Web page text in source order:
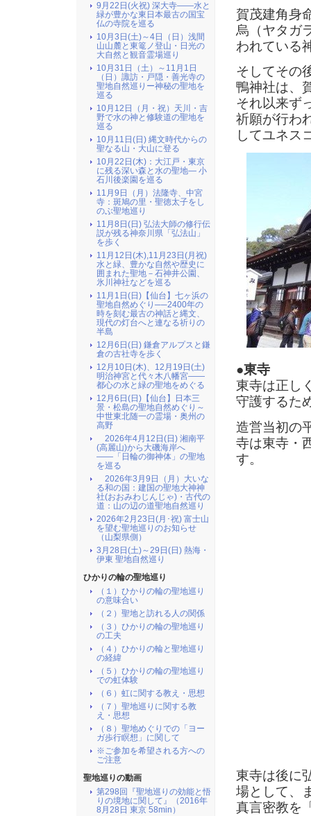
賀茂建角身
烏（ヤタガ
われている
そしてその
鴨神社は、
それ以来ず
祈願が行わ
してユネス
●東寺
東寺は正し
守護するた
造営当初の
寺は東寺・
す。
東寺は後に
場として、
真言密教を
9月22日(火祝) 深大寺――水と
緑が豊かな東日本最古の国宝
仏の寺院を巡る
10月3日(土)～4日（日）浅間
山山麓と東篭ノ登山・日光の
大自然と観音霊場巡り
10月31日（土）～11月1日
（日）諏訪・戸隠・善光寺の
聖地自然巡りー神秘の聖地を
巡る
10月12日（月・祝）天川・吉
野で水の神と修験道の聖地を
巡る
10月11日(日) 縄文時代からの
聖なる山・大山に登る
10月22日(木)：大江戸・東京
に残る深い森と水の聖地― 小
石川後楽園を巡る
11月9日（月）法隆寺、中宮
寺：斑鳩の里・聖徳太子をし
のぶ聖地巡り
11月8日(日) 弘法大師の修行伝
説が残る神奈川県「弘法山」
を歩く
11月12日(木),11月23日(月祝)
水と緑、豊かな自然や歴史に
囲まれた聖地－石神井公園、
氷川神社などを巡る
11月1日(日)【仙台】七ヶ浜の
聖地自然めぐり──2400年の
時を刻む最古の神話と縄文、
現代の灯台へと連なる祈りの
半島
12月6日(日) 鎌倉アルプスと鎌
倉の古社寺を歩く
12月10日(木)、12月19日(土)
明治神宮と代々木八幡宮――
都心の水と緑の聖地をめぐる
12月6日(日)【仙台】日本三
景・松島の聖地自然めぐり～
中世東北随一の霊場・奥州の
高野
2026年4月12日(日) 湘南平
(高麗山)から大磯海岸へ
――「日輪の御神体」の聖地
を巡る
2026年3月9日（月）大いな
る和の国：建国の聖地大神神
社(おおみわじんじゃ)・古代の
道：山の辺の道聖地自然巡り
2026年2月23日(月･祝) 富士山
を望む聖地巡りのお知らせ
（山梨県側）
3月28日(土)～29日(日) 熱海・
伊東 聖地自然巡り
ひかりの輪の聖地巡り
（１）ひかりの輪の聖地巡り
の意味合い
（２）聖地と訪れる人の関係
（３）ひかりの輪の聖地巡り
の工夫
（４）ひかりの輪と聖地巡り
の経緯
（５）ひかりの輪の聖地巡り
での虹体験
（６）虹に関する教え・思想
（７）聖地巡りに関する教
え・思想
（８）聖地めぐりでの「ヨー
ガ歩行瞑想」に関して
※ご参加を希望される方への
ご注意
聖地巡りの動画
第298回『聖地巡りの効能と悟
りの境地に関して』（2016年
8月28日 東京 58min）